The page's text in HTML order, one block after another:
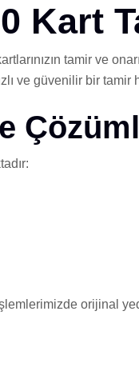
Kart
tamir ve
ve güvenilir bir
orijinal